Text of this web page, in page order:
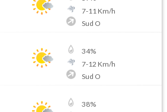
7-11 Km/h
Sud O
34%
7-12 Km/h
Sud O
38%